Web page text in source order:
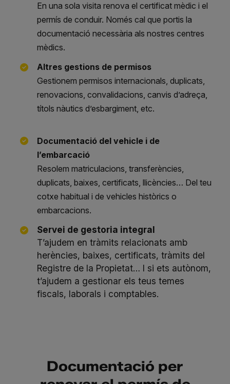
En una sola visita renova el certificat mèdic i el
permís de conduir. Només cal que portis la
documentació necessària als nostres centres
mèdics.
Altres gestions de permisos
Gestionem permisos internacionals, duplicats,
renovacions, convalidacions, canvis d’adreça,
títols nàutics d’esbargiment, etc.
Documentació del vehicle i de
l’embarcació
Resolem matriculacions, transferències,
duplicats, baixes, certificats, llicències… Del teu
cotxe habitual i de vehicles històrics o
embarcacions.
Servei de gestoria integral
T’ajudem en tràmits relacionats amb
herències, baixes, certificats, tràmits del
Registre de la Propietat… I si ets autònom,
t’ajudem a gestionar els teus temes
fiscals, laborals i comptables.
Documentació per